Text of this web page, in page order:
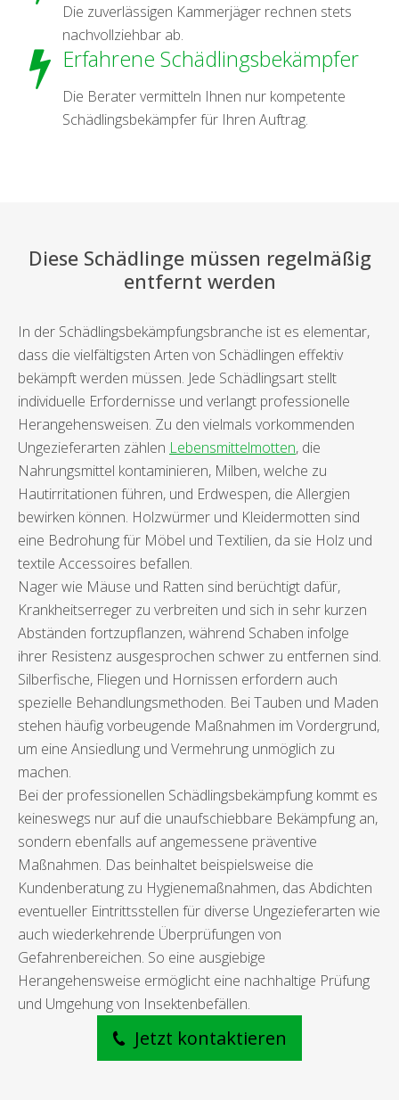
Die zuverlässigen Kammerjäger rechnen stets
nachvollziehbar ab.
Erfahrene Schädlingsbekämpfer
Die Berater vermitteln Ihnen nur kompetente
Schädlingsbekämpfer für Ihren Auftrag.
Diese Schädlinge müssen regelmäßig
entfernt werden
In der Schädlingsbekämpfungsbranche ist es elementar,
dass die vielfältigsten Arten von Schädlingen effektiv
bekämpft werden müssen. Jede Schädlingsart stellt
individuelle Erfordernisse und verlangt professionelle
Herangehensweisen. Zu den vielmals vorkommenden
Ungezieferarten zählen Lebensmittelmotten, die
Nahrungsmittel kontaminieren, Milben, welche zu
Hautirritationen führen, und Erdwespen, die Allergien
bewirken können. Holzwürmer und Kleidermotten sind
eine Bedrohung für Möbel und Textilien, da sie Holz und
textile Accessoires befallen.
Nager wie Mäuse und Ratten sind berüchtigt dafür,
Krankheitserreger zu verbreiten und sich in sehr kurzen
Abständen fortzupflanzen, während Schaben infolge
ihrer Resistenz ausgesprochen schwer zu entfernen sind.
Silberfische, Fliegen und Hornissen erfordern auch
spezielle Behandlungsmethoden. Bei Tauben und Maden
stehen häufig vorbeugende Maßnahmen im Vordergrund,
um eine Ansiedlung und Vermehrung unmöglich zu
machen.
Bei der professionellen Schädlingsbekämpfung kommt es
keineswegs nur auf die unaufschiebbare Bekämpfung an,
sondern ebenfalls auf angemessene präventive
Maßnahmen. Das beinhaltet beispielsweise die
Kundenberatung zu Hygienemaßnahmen, das Abdichten
eventueller Eintrittsstellen für diverse Ungezieferarten wie
auch wiederkehrende Überprüfungen von
Gefahrenbereichen. So eine ausgiebige
Herangehensweise ermöglicht eine nachhaltige Prüfung
und Umgehung von Insektenbefällen.
Jetzt kontaktieren